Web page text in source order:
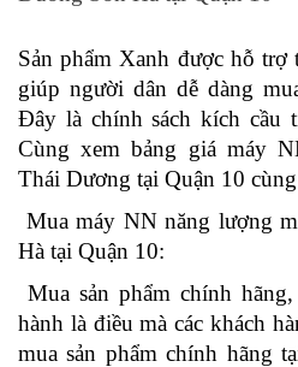
Sản phẩm Xanh được hỗ trợ
giúp người dân dễ dàng
Đây là chính sách kích cầu
Cùng xem bảng giá máy
Thái Dương tại Quận 10
Mua máy NN năng lượng
Hà tại Quận 10:
Mua sản phẩm chính
hành là điều mà các khách
mua sản phẩm chính hãng